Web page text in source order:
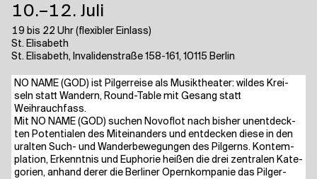
10.–12. Juli
19 bis 22 Uhr (flexibler Einlass)
St. Elisabeth
St. Elisabeth, Invalidenstraße 158-161, 10115 Berlin
NO NAME (GOD) ist Pil­ger­rei­se als Musik­thea­ter: wil­des Krei­
seln statt Wan­dern, Round-Table mit Gesang statt
Weihrauchfass.
Mit NO NAME (GOD) suchen Novo­flot nach bis­her unent­deck­
ten Poten­tia­len des Mit­ein­an­ders und ent­de­cken die­se in den
uralten Such- und Wan­der­be­we­gun­gen des Pil­gerns. Kon­tem­
pla­ti­on, Erkennt­nis und Eupho­rie hei­ßen die drei zen­tra­len Kate­
go­rien, anhand derer die Ber­li­ner Opern­kom­pa­nie das Pil­ger­